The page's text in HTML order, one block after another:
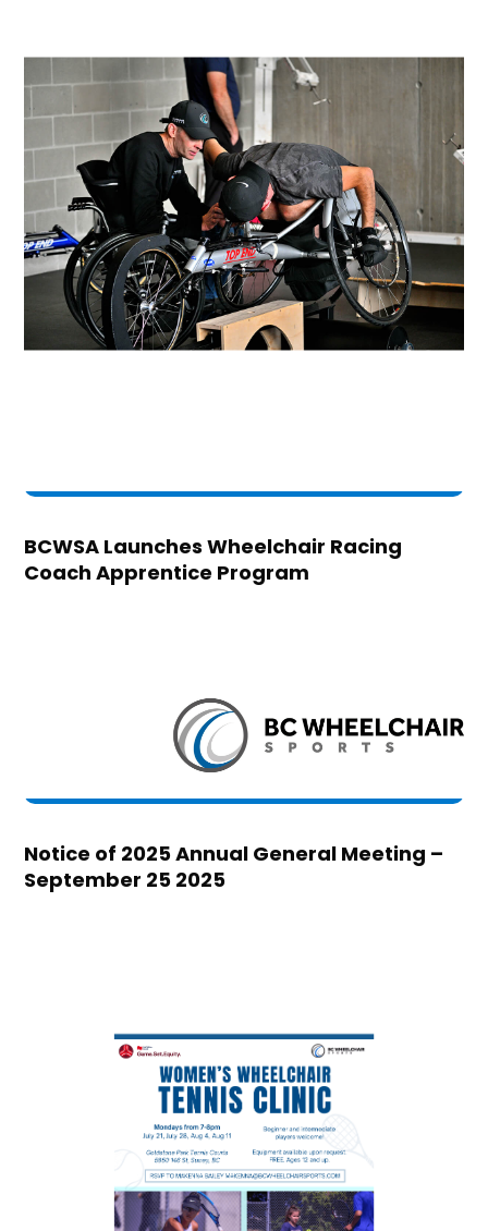
BCWSA Launches Wheelchair Racing
Coach Apprentice Program
Notice of 2025 Annual General Meeting –
September 25 2025